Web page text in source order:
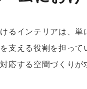
るインテリアは、単
支える役割を担っ
応する空間づくりが